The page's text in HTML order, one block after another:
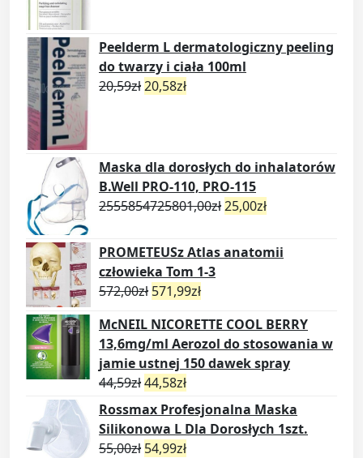
Peelderm L dermatologiczny peeling
do twarzy i ciała 100ml
20,59zł20,58zł
Maska dla dorosłych do inhalatorów
B.Well PRO-110, PRO-115
2555854725801,00zł25,00zł
PROMETEUSz Atlas anatomii
człowieka Tom 1-3
572,00zł 571,99zł
McNEIL NICORETTE COOL BERRY
13,6mg/ml Aerozol do stosowania w
jamie ustnej 150 dawek spray
44,59zł44,58zł
Rossmax Profesjonalna Maska
Silikonowa L Dla Dorosłych 1szt.
55,00zł 54,99zł